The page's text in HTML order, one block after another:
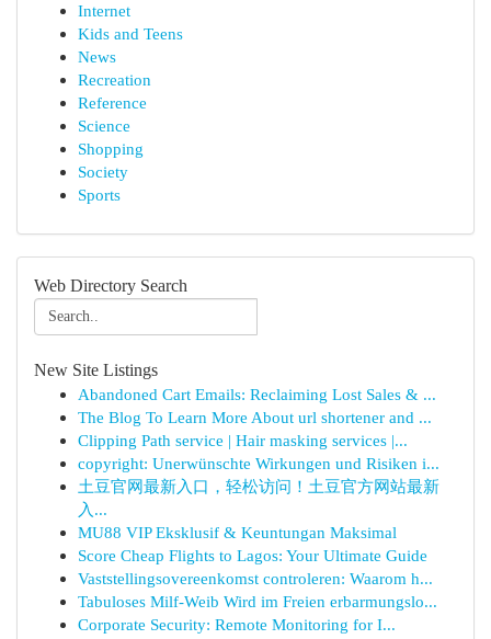
Internet
Kids and Teens
News
Recreation
Reference
Science
Shopping
Society
Sports
Web Directory Search
New Site Listings
Abandoned Cart Emails: Reclaiming Lost Sales & ...
The Blog To Learn More About url shortener and ...
Clipping Path service | Hair masking services |...
copyright: Unerwünschte Wirkungen und Risiken i...
土豆官网最新入口，轻松访问！土豆官方网站最新
入...
MU88 VIP Eksklusif & Keuntungan Maksimal
Score Cheap Flights to Lagos: Your Ultimate Guide
Vaststellingsovereenkomst controleren: Waarom h...
Tabuloses Milf-Weib Wird im Freien erbarmungslo...
Corporate Security: Remote Monitoring for I...